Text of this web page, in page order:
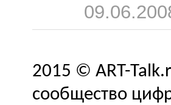
2015 © ART-
сообщество